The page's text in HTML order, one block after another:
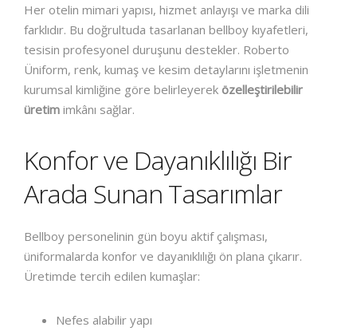
Her otelin mimari yapısı, hizmet anlayışı ve marka dili
farklıdır. Bu doğrultuda tasarlanan bellboy kıyafetleri,
tesisin profesyonel duruşunu destekler. Roberto
Üniform, renk, kumaş ve kesim detaylarını işletmenin
kurumsal kimliğine göre belirleyerek özelleştirilebilir
üretim imkânı sağlar.
Konfor ve Dayanıklılığı Bir
Arada Sunan Tasarımlar
Bellboy personelinin gün boyu aktif çalışması,
üniformalarda konfor ve dayanıklılığı ön plana çıkarır.
Üretimde tercih edilen kumaşlar:
Nefes alabilir yapı